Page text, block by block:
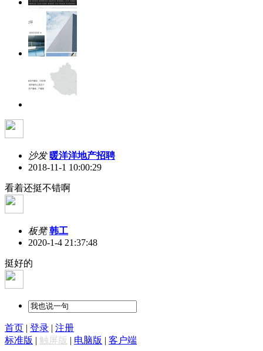
沙发 暖洋洋地产招聘
2018-11-1 10:00:29
看着还挺不错啊
板凳 韩工
2020-1-4 21:37:48
挺好的
首页 | 登录 | 注册
标准版 | 触屏版 | 电脑版 | 客户端